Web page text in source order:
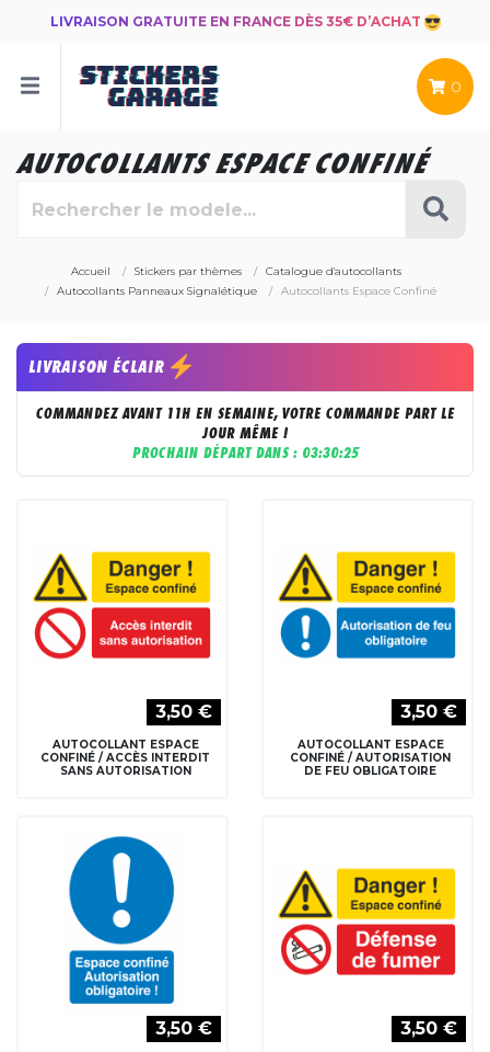
LIVRAISON GRATUITE EN FRANCE DÈS 35€ D’ACHAT
0
AUTOCOLLANTS ESPACE CONFINÉ
Accueil Stickers par thèmes
Catalogue d'autocollants
Autocollants Panneaux Signalétique
Autocollants Espace Confiné
LIVRAISON ÉCLAIR
COMMANDEZ AVANT 11H EN SEMAINE, VOTRE COMMANDE PART LE
JOUR MÊME !
PROCHAIN DÉPART DANS : 03:30:25
3,50 €
AUTOCOLLANT ESPACE
CONFINÉ / ACCÈS INTERDIT
SANS AUTORISATION
3,50 €
AUTOCOLLANT ESPACE
CONFINÉ / AUTORISATION
DE FEU OBLIGATOIRE
3,50 € 3,50 €